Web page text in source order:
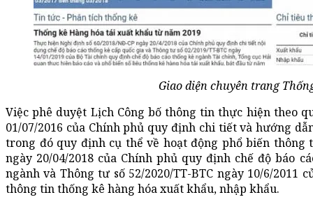
Giao diện chuyên trang
Việc phê duyệt Lịch Công bố thông tin thực hiện theo
01/07/2016 của Chính phủ quy định chi tiết và hướng
trong đó quy định cụ thể về hoạt động phổ biến thông
ngày 20/04/2018 của Chính phủ quy định chế độ báo
ngành và Thông tư số 52/2020/TT-BTC ngày 10/6/2011
thông tin thống kê hàng hóa xuất khẩu, nhập khẩu.